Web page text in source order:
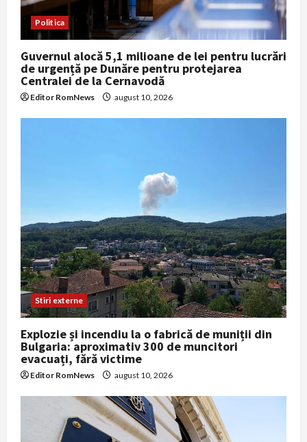
Politica
Guvernul alocă 5,1 milioane de lei pentru lucrări
de urgență pe Dunăre pentru protejarea
Centralei de la Cernavodă
Editor RomNews august 10, 2026
Stiri externe
Explozie și incendiu la o fabrică de muniții din
Bulgaria: aproximativ 300 de muncitori
evacuați, fără victime
Editor RomNews august 10, 2026